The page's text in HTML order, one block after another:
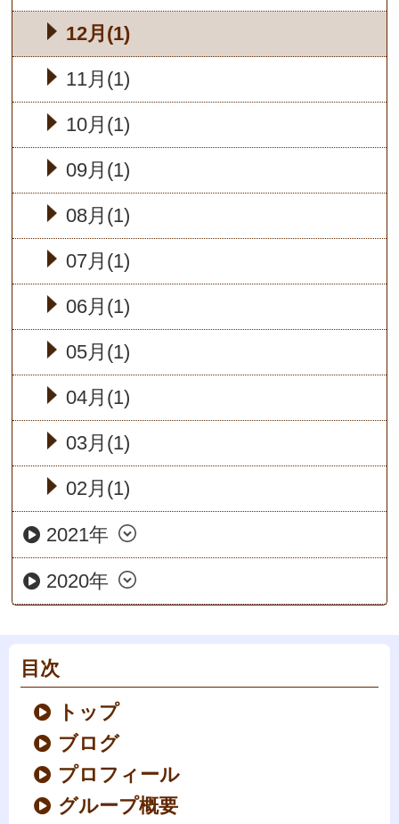
12月(1)
11月(1)
10月(1)
09月(1)
08月(1)
07月(1)
06月(1)
05月(1)
04月(1)
03月(1)
02月(1)
2021年
2020年
目次
トップ
ブログ
プロフィール
グループ概要